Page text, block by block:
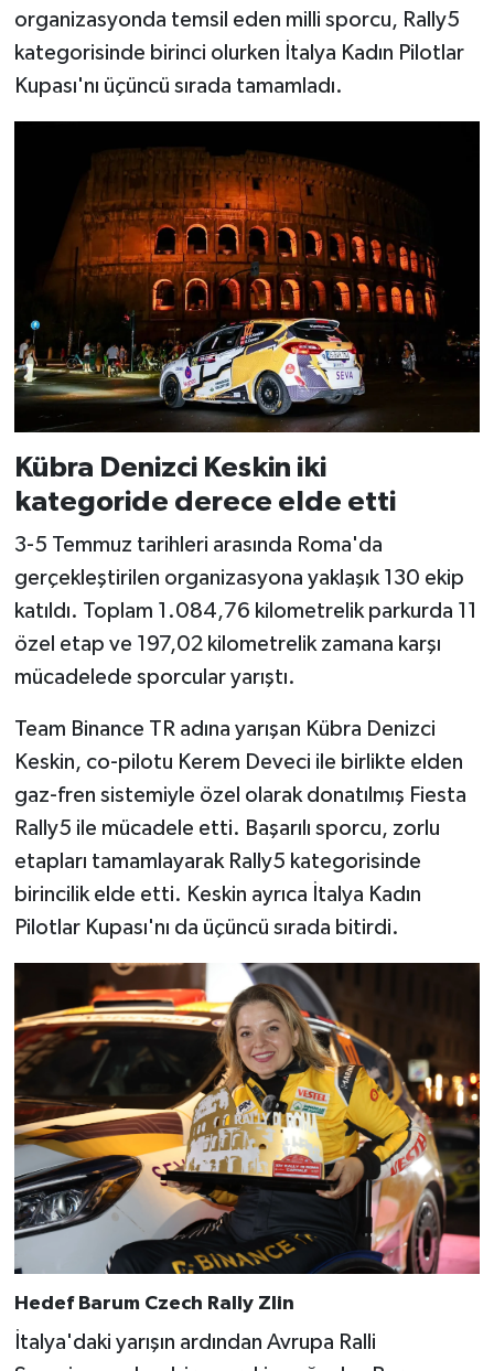
organizasyonda temsil eden milli sporcu, Rally5
kategorisinde birinci olurken İtalya Kadın Pilotlar
Kupası'nı üçüncü sırada tamamladı.
Kübra Denizci Keskin iki
kategoride derece elde etti
3-5 Temmuz tarihleri arasında Roma'da
gerçekleştirilen organizasyona yaklaşık 130 ekip
katıldı. Toplam 1.084,76 kilometrelik parkurda 11
özel etap ve 197,02 kilometrelik zamana karşı
mücadelede sporcular yarıştı.
Team Binance TR adına yarışan Kübra Denizci
Keskin, co-pilotu Kerem Deveci ile birlikte elden
gaz-fren sistemiyle özel olarak donatılmış Fiesta
Rally5 ile mücadele etti. Başarılı sporcu, zorlu
etapları tamamlayarak Rally5 kategorisinde
birincilik elde etti. Keskin ayrıca İtalya Kadın
Pilotlar Kupası'nı da üçüncü sırada bitirdi.
Hedef Barum Czech Rally Zlin
İtalya'daki yarışın ardından Avrupa Ralli